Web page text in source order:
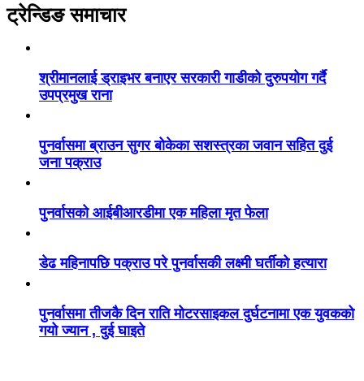
ट्रेन्डिङ समाचार
श्रीमानलाई ड्राइभर बनाएर सरकारी गाडीको दुरुपयोग गर्दै
उपप्रमुख राना
पुनर्वासमा ब्राउन सुगर बोकेका सशस्त्रका जवान सहित दुई
जना पक्राउ
पुनर्वासको आईबीआरडीमा एक महिला मृत फेला
डेढ महिनापछि पक्राउ परे पुनर्वासकी लक्ष्मी घर्तीको हत्यारा
पुनर्वासमा तीजकै दिन राति मोटरसाइकल दुर्घटनामा एक युवकको
गयो ज्यान , दुई घाइते